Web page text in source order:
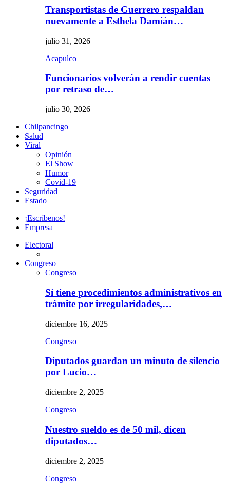
Transportistas de Guerrero respaldan
nuevamente a Esthela Damián…
julio 31, 2026
Acapulco
Funcionarios volverán a rendir cuentas
por retraso de…
julio 30, 2026
Chilpancingo
Salud
Viral
Opinión
El Show
Humor
Covid-19
Seguridad
Estado
¡Escríbenos!
Empresa
Electoral
Congreso
Congreso
Sí tiene procedimientos administrativos en
trámite por irregularidades,…
diciembre 16, 2025
Congreso
Diputados guardan un minuto de silencio
por Lucio…
diciembre 2, 2025
Congreso
Nuestro sueldo es de 50 mil, dicen
diputados…
diciembre 2, 2025
Congreso